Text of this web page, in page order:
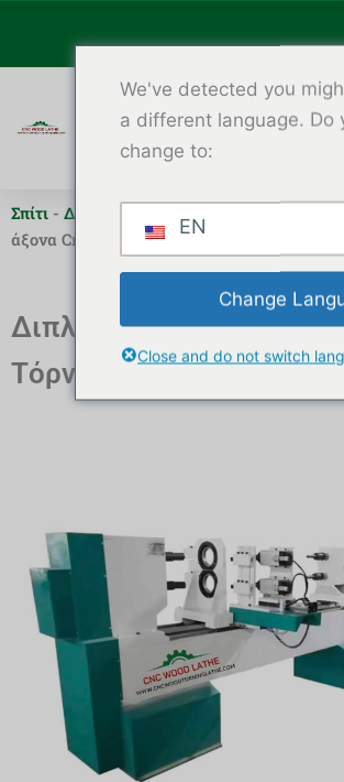
περιεχόμενο
Σπίτι - Διπλός άξονας CNC Ξύλο Τόρνος
άξονα Cnc Ξύλο Τόρνος Τιμή μηχανής
Διπλός άξονας με άξονα
Τόρνος Τιμή μηχανής
We've detected you
a different language. Do
change to:
EN
Change
Close and do not switch